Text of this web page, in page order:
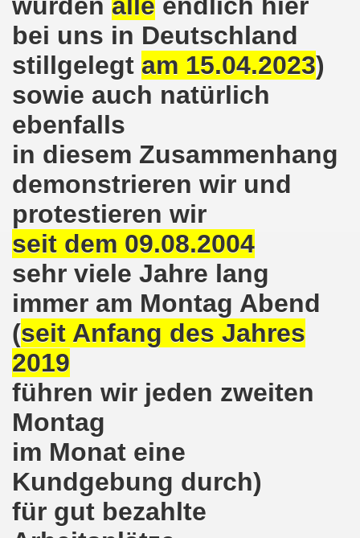
wurden alle endlich hier
bei uns in Deutschland
stillgelegt am 15.04.2023)
sowie auch natürlich
ebenfalls
in diesem Zusammenhang
demonstrieren wir und
protestieren wir
seit dem 09.08.2004
sehr viele Jahre lang
immer am Montag Abend
(seit Anfang des Jahres
2019
führen wir jeden zweiten
Montag
im Monat eine
Kundgebung durch)
für gut bezahlte
am 09.09.2019 in Gelsenkirchen
findet am 03.10.2019 in Erfurt statt!
am 12.08.2019 - ein begeisterndes Fest
Bewegung steigt am 12.08.2019!
diskutierte am 13.05.2019 mit Europawahl-
der Bergleute und ihrer Familien am 17.06.2019 und
diskutiert am 13.05.2019 mit Europawahl-
nimmt am 08.04.2019 Mietfragen, Hartz IV und
Bewegung am 11.03.2019 mahnt an Folgen von
am 11.03.2019 solidarisch mit Kollegen in
am 11.03.2019 im Zeichen des
am 11.02.2019 protestiert und demonstriert
am 11.02.2019 - antifaschistische Demonstration
701. Montagsdemonstration Gelsenkirchen
stärken - jetzt erst recht!